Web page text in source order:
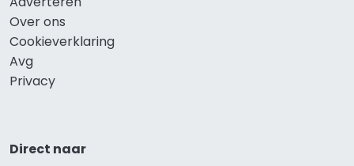
Over ons
Cookieverklaring
Avg
Privacy
Direct naar